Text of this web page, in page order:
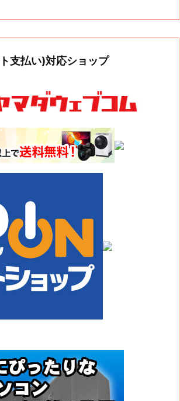
支払い)対応ショップ